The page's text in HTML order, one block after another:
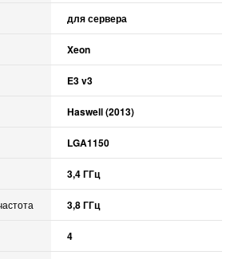
для сервера
Xeon
E3 v3
Haswell (2013)
LGA1150
3,4 ГГц
3,8 ГГц
4